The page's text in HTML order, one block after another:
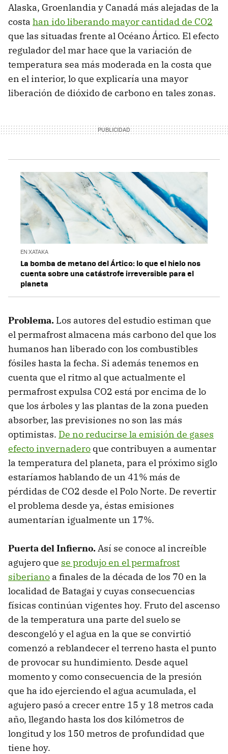
Alaska, Groenlandia y Canadá más alejadas de la
costa han ido liberando mayor cantidad de CO2
que las situadas frente al Océano Ártico. El efecto
regulador del mar hace que la variación de
temperatura sea más moderada en la costa que
en el interior, lo que explicaría una mayor
liberación de dióxido de carbono en tales zonas.
EN XATAKA
La bomba de metano del Ártico: lo que el hielo nos
cuenta sobre una catástrofe irreversible para el
planeta
Problema. Los autores del estudio estiman que
el permafrost almacena más carbono del que los
humanos han liberado con los combustibles
fósiles hasta la fecha. Si además tenemos en
cuenta que el ritmo al que actualmente el
permafrost expulsa CO2 está por encima de lo
que los árboles y las plantas de la zona pueden
absorber, las previsiones no son las más
optimistas. De no reducirse la emisión de gases
efecto invernadero que contribuyen a aumentar
la temperatura del planeta, para el próximo siglo
estaríamos hablando de un 41% más de
pérdidas de CO2 desde el Polo Norte. De revertir
el problema desde ya, éstas emisiones
aumentarían igualmente un 17%.
Puerta del Infierno.Así se conoce al increíble
agujero que se produjo en el permafrost
siberiano a finales de la década de los 70 en la
localidad de Batagai y cuyas consecuencias
físicas continúan vigentes hoy. Fruto del ascenso
de la temperatura una parte del suelo se
descongeló y el agua en la que se convirtió
comenzó a reblandecer el terreno hasta el punto
de provocar su hundimiento. Desde aquel
momento y como consecuencia de la presión
que ha ido ejerciendo el agua acumulada, el
agujero pasó a crecer entre 15 y 18 metros cada
año, llegando hasta los dos kilómetros de
longitud y los 150 metros de profundidad que
tiene hoy.